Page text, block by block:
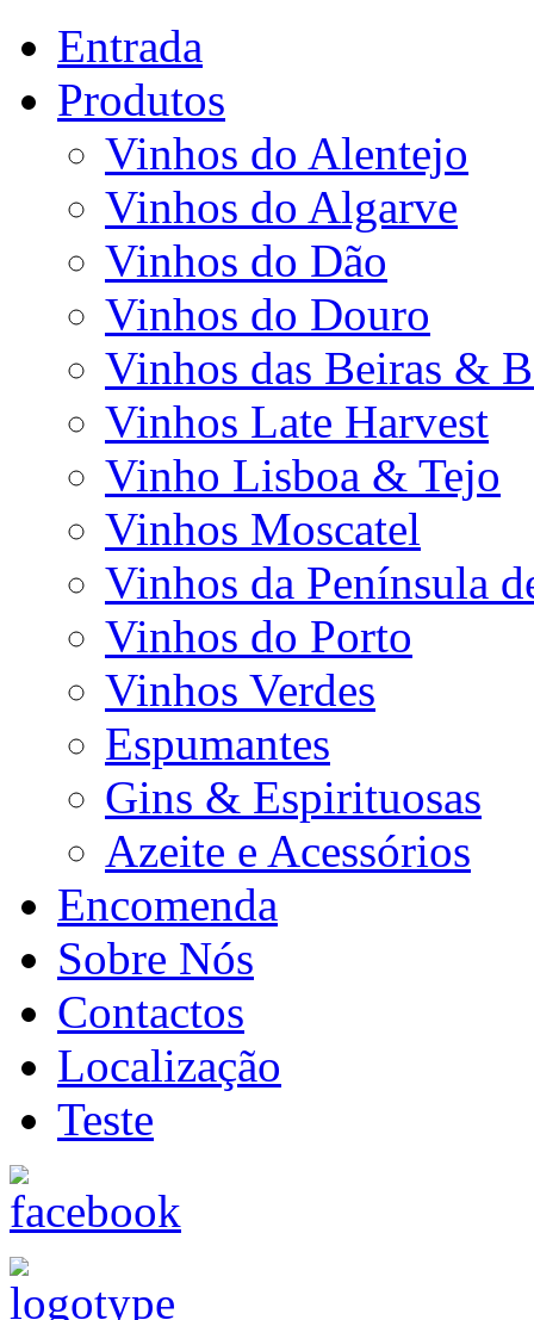
Entrada
Produtos
Vinhos do Alentejo
Vinhos do Algarve
Vinhos do Dão
Vinhos do Douro
Vinhos das Beiras &
Vinhos Late Harvest
Vinho Lisboa & Tejo
Vinhos Moscatel
Vinhos da Península
Vinhos do Porto
Vinhos Verdes
Espumantes
Gins & Espirituosas
Azeite e Acessórios
Encomenda
Sobre Nós
Contactos
Localização
Teste